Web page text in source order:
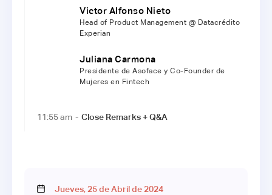
Victor Alfonso Nieto
Head of Product Management @ Datacrédito
Experian
Juliana Carmona
Presidente de Asoface y Co-Founder de
Mujeres en Fintech
11:55 am - Close Remarks + Q&A
Jueves, 25deAbrilde 2024